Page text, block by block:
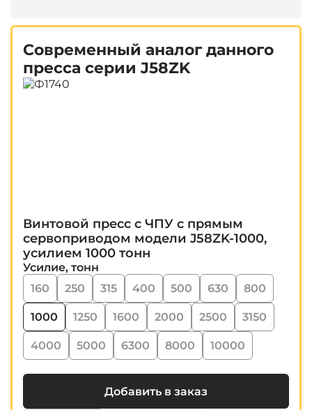
Современный аналог данного
пресса серии J58ZK
Винтовой пресс с ЧПУ с прямым
сервоприводом модели J58ZK-1000,
усилием 1000 тонн
Усилие, тонн
160
250 315 400 500 630 800
1000 1250 1600 2000 2500 3150
4000 5000 6300 8000 10000
Добавить в заказ